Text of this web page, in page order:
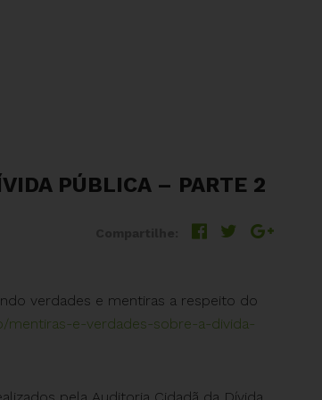
PÚBLICA – PARTE 2
verdades e mentiras a respeito do
mentiras-e-verdades-sobre-a-divida-